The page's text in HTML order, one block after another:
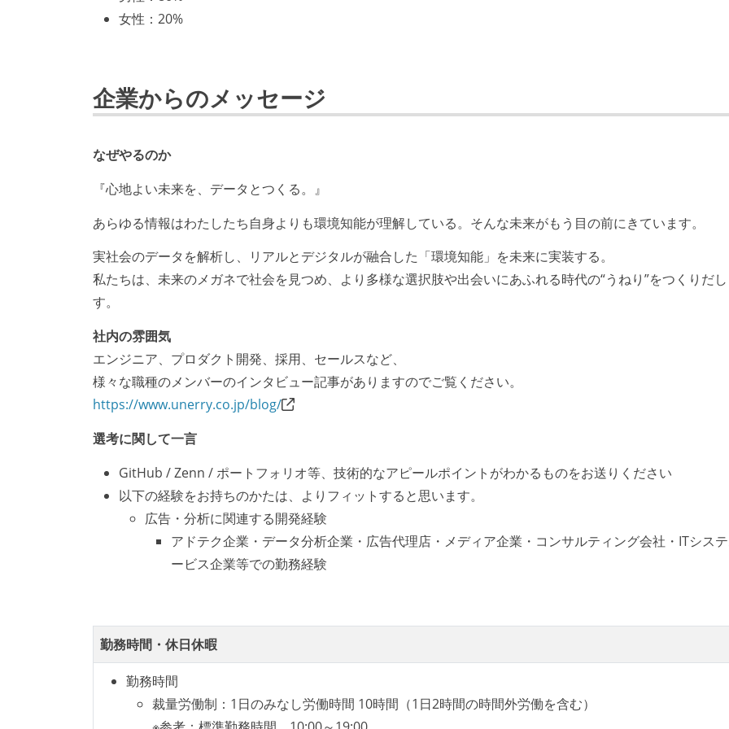
プロダクトの開発言語やフレームワークなど主要な構成技術は、基本的に最新版より1年以上ビハインド
いない
本番にデプロイされるコードには、全てコードレビューまたはペアプログラミングを実施している
「リファクタリングは随時行われるべき」という価値観をメンバー全員が共有しており、日常的に実施
る
アジャイル実践状況
イテレーションの最後などに、定期的にチームでふりかえりミーティングを行っている
タスク見積もりの単位には絶対量（人日など）ではなく相対ポイントを用い、極力複数人の意見を調整す
で行っている
ワークフローの整備
全てのコードをバージョン管理ツールで管理している
各メンバーが実装したコードのマージは Pull Request ベースで行われる
オープンな情報共有
KPI などチームの目標・実績値について、メンバーの誰もがいつでも閲覧可能になっている
ドキュメントの整備やペアプロ、モブワークなど、ナレッジの共有を積極的に行っている（属人性を減ら
り組みをしている）
労働環境の自由度
フレックスタイム制または裁量労働制を採用している
待遇・福利厚生
職業安定法に対応する記載事項
受動喫煙防止措置：屋内禁煙
女性 ： 20%
企業からのメッセージ
なぜやるのか
『心地よい未来を、データとつくる。』
あらゆる情報はわたしたち自身よりも環境知能が理解している。そんな未来がもう目の前にきています。
実社会のデータを解析し、リアルとデジタルが融合した「環境知能」を未来に実装する。
私たちは、未来のメガネで社会を見つめ、より多様な選択肢や出会いにあふれる時代の“うねり”をつくりだし
す。
社内の雰囲気
エンジニア、プロダクト開発、採用、セールスなど、
様々な職種のメンバーのインタビュー記事がありますのでご覧ください。
https://www.unerry.co.jp/blog/
選考に関して一言
GitHub / Zenn / ポートフォリオ等、技術的なアピールポイントがわかるものをお送りください
以下の経験をお持ちのかたは、よりフィットすると思います。
広告・分析に関連する開発経験
アドテク企業・データ分析企業・広告代理店・メディア企業・コンサルティング会社・ITシス
ービス企業等での勤務経験
勤務時間・休日休暇
勤務時間
裁量労働制：1日のみなし労働時間 10時間（1日2時間の時間外労働を含む）